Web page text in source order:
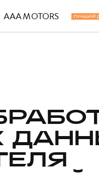
AAA MOTORS ЛУЧШИЙ